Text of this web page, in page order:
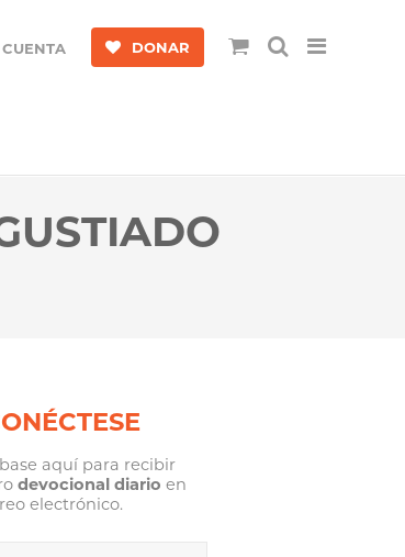
DONAR
aquí para recibir
devocional diario en
electrónico.